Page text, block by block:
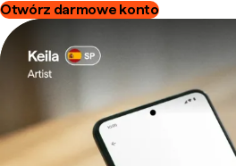
Otwórz darmowe konto